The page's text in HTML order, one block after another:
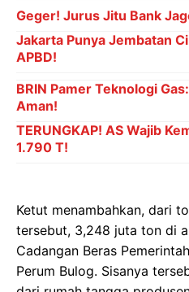
Geger! Jurus Jitu Bank
Jakarta Punya Jembatan
APBD!
BRIN Pamer Teknologi
Aman!
TERUNGKAP! AS Wajib
1.790 T!
Ketut menambahkan, dari
tersebut, 3,248 juta ton di
Cadangan Beras
Perum Bulog. Sisanya